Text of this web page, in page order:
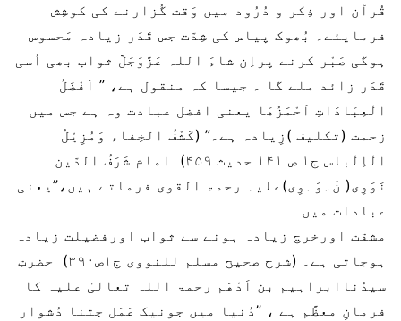
قُرآن اور ذِکر و دُرُود میں وَقت گُزارنے کی کوشِش
فرمایئے۔ بُھوک پیاس کی شِدّت جس قَدَر زیادہ مَحسوس
ہوگی صَبْر کرنے پراِن شاءَ اللہ عَزَّوَجَلَّ ثواب بھی اُسی
قَدَر زائد ملے گا ۔ جیسا کہ منقول ہے، ” اَفْضَلُ
الْعِبَادَاتِ اَحْمَزُھَا یعنی افضل عبادت وہ ہے جس میں
زحمت (تکلیف )زِیادہ ہے۔” (کَشْفُ الخِفاء وَمُزِیْلُ
الْاِلْباس ج۱ ص ۱۴۱ حدیث ۴۵۹) امام شَرَفُ الدّین
نَوَوِی( نَ۔وَ۔وِی)علیہ رحمۃ القوی فرماتے ہیں،”یعنی
عبادات میں
مشقت اورخرچ زیادہ ہونے سے ثواب اورفضیلت زیادہ
ہوجاتی ہے۔ (شرح صحیح مسلم للنووی ج۱ص۳۹۰) حضرتِ
سیدُناابراہیم بن اَدْھَم رحمۃ اللہ تعالیٰ علیہ کا
فرمانِ معظَّم ہے ، ”دُنیا میں جونیک عَمَل جتنا دُشوار